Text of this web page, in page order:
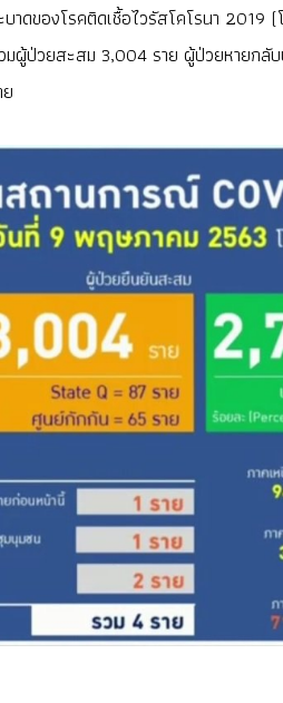
าดของโรคติดเชื้อไวรัสโคโรนา
ผู้ป่วยสะสม 3,004 ราย ผู้ป่วยหายกลั